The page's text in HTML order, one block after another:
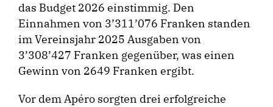
das Budget 2026 einstimmig. Den
Einnahmen von 3’311’076 Franken standen
im Vereinsjahr 2025 Ausgaben von
3’308’427 Franken gegenüber, was einen
Gewinn von 2649 Franken ergibt.
Vor dem Apéro sorgten drei erfolgreiche